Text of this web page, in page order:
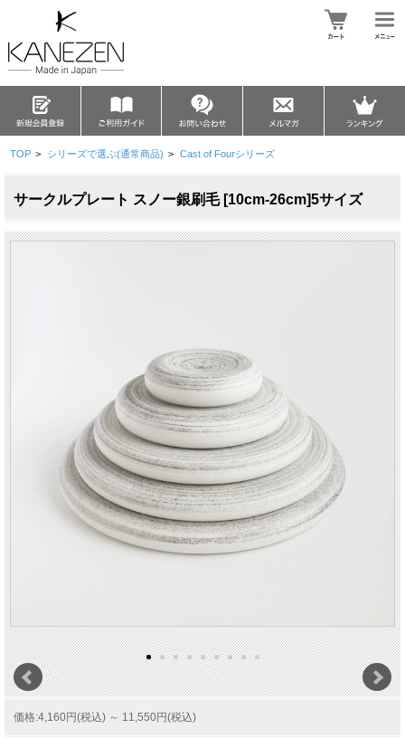
TOP > シリーズで選ぶ(通常商品) > Cast of Fourシリーズ
サークルプレート スノー銀刷毛 [10cm-26cm]5サイズ
価格:4,160円(税込) ～ 11,550円(税込)